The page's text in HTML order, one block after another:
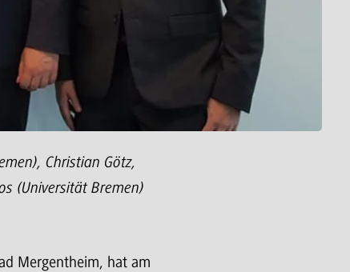
Christian Götz,
(Universität Bremen)
Mergentheim, hat am